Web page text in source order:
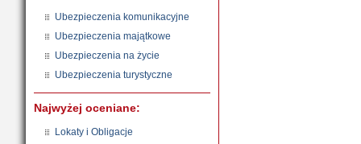
Ubezpieczenia komunikacyjne
Ubezpieczenia majątkowe
Ubezpieczenia na życie
Ubezpieczenia turystyczne
Najwyżej oceniane:
Lokaty i Obligacje